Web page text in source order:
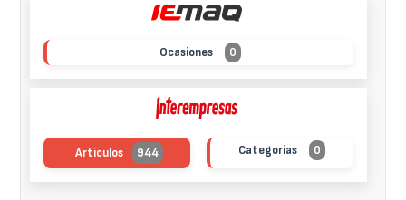
Ocasiones 0
Artículos 944 Categorías 0